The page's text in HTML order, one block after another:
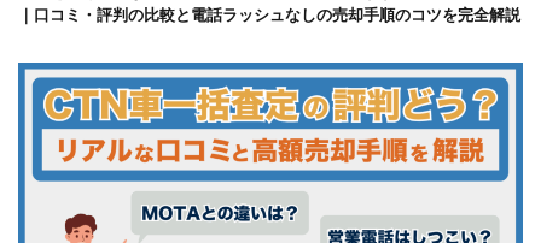
｜口コミ・評判の比較と電話ラッシュなしの売却手順のコツを完全解説